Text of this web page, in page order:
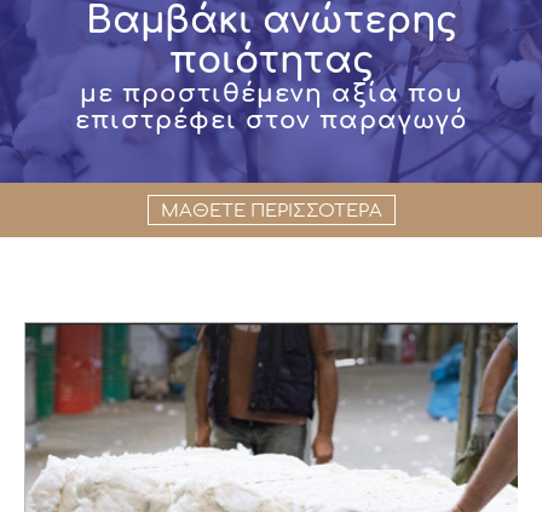
Βαμβάκι ανώτερης
ποιότητας
με προστιθέμενη αξία που
επιστρέφει στον παραγωγό
ΜΑΘΕΤΕ ΠΕΡΙΣΣΟΤΕΡΑ